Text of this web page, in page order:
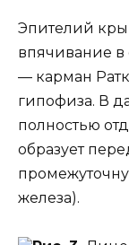
Эпителий
впячивание в
— карман
гипофиза. В
полностью
образует
железа).